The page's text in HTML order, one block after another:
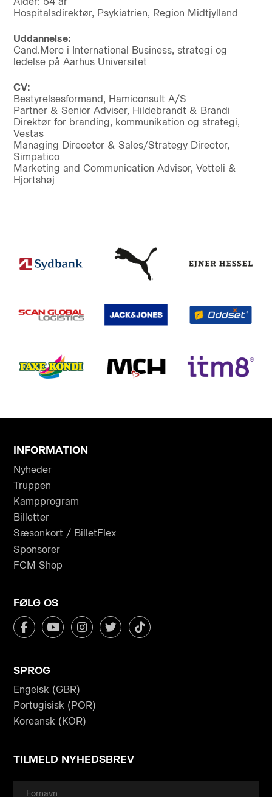
Hospitalsdirektør, Psykiatrien, Region Midtjylland
Uddannelse:
Cand.Merc i International Business, strategi og
ledelse på Aarhus Universitet
CV:
Bestyrelsesformand, Hamiconsult A/S
Partner & Senior Adviser, Hildebrandt & Brandi
Direktør for branding, kommunikation og strategi,
Vestas
Managing Direcetor & Sales/Strategy Director,
Simpatico
Marketing and Communication Advisor, Vetteli &
Hjortshøj
INFORMATION
Nyheder
Truppen
Kampprogram
Billetter
Sæsonkort / BilletFlex
Sponsorer
FCM Shop
FØLG OS
SPROG
Engelsk (GBR)
Portugisisk (POR)
Koreansk (KOR)
TILMELD NYHEDSBREV